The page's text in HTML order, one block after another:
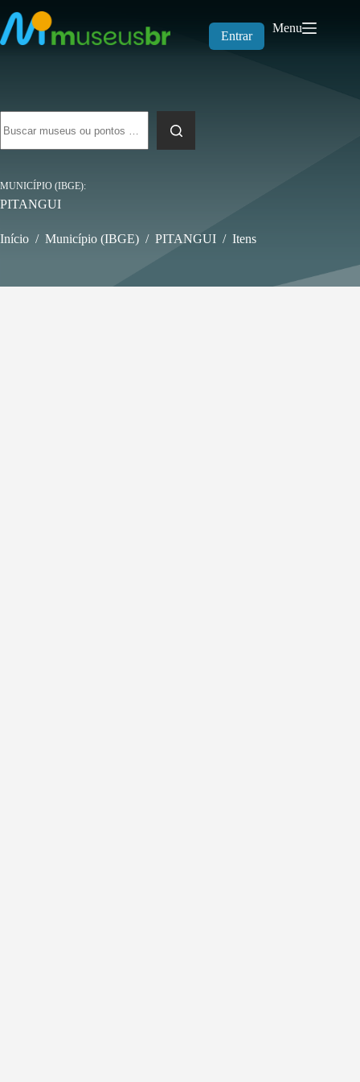
para
o
conteúdo
Entrar
Menu
resultados
MUNICÍPIO (IBGE)
PITANGUI
Início / Município (IBGE) / PITANGUI / Itens